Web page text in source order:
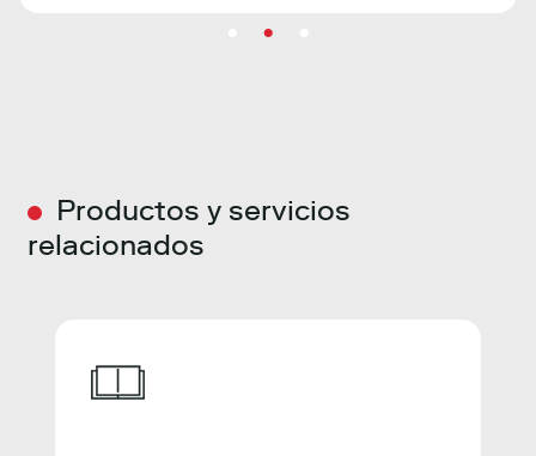
Productos y servicios
relacionados